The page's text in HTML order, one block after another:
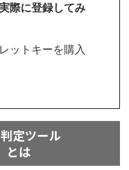
際に登録してみ
ットキーを購入
定ツール
とは